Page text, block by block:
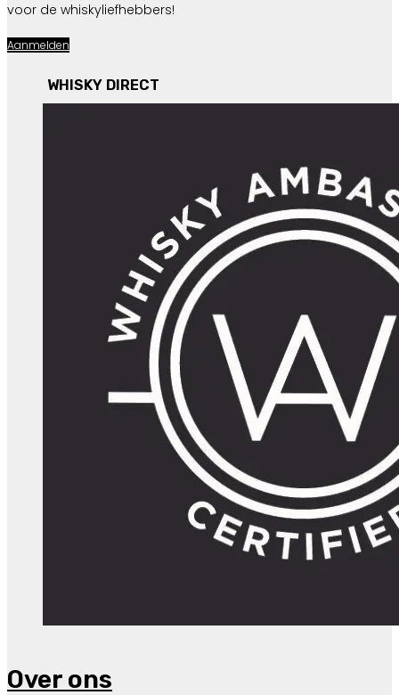
voor de whiskyliefhebbers!
Aanmelden
WHISKY DIRECT
Over ons